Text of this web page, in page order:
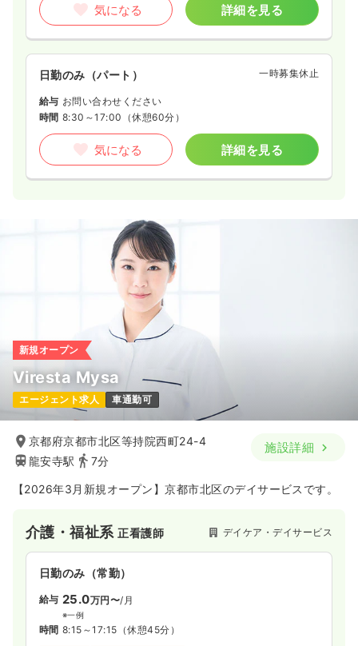
気になる 詳細を見る
日勤のみ（パート） 一時募集休止
給与 お問い合わせください
時間 8:30～17:00 （休憩60分）
気になる 詳細を見る
新規オープン
Viresta Mysa
エージェント求人 車通勤可
京都府京都市北区等持院西町24-4
龍安寺駅
7分
施設詳細
【2026年3月新規オープン】京都市北区のデイサービスです。
介護・福祉系正看護師 デイケア・デイサービス
日勤のみ（常勤）
給与 25.0万円〜/月
※一例
時間 8:15～17:15 （休憩45分）